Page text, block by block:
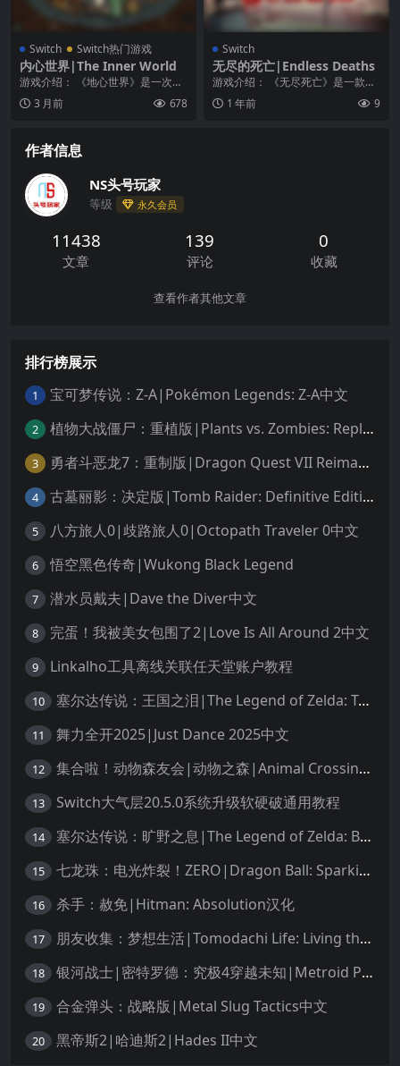
Switch Switch热门游戏
内心世界|The Inner World
游戏介绍： 《地心世界》是一次奇
妙的 2D 冒险，罗伯特是个绝对的
新手，有一些蠢...
3 月前 678
Switch
无尽的死亡|Endless Deaths
游戏介绍： 《无尽死亡》是一款刺
激的俯视角双摇杆射击类 roguelike
游戏...1 年前 9
作者信息
NS头号玩家
等级 永久会员
11438
文章
139
评论
0
收藏
查看作者其他文章
排行榜展示
1 宝可梦传说：Z-A|Pokémon Legends: Z-A中文
2 植物大战僵尸：重植版|Plants vs. Zombies: Replanted中文
3 勇者斗恶龙7：重制版|Dragon Quest VII Reimagined中文
4 古墓丽影：决定版|Tomb Raider: Definitive Edition中文
5 八方旅人0|歧路旅人0|Octopath Traveler 0中文
6 悟空黑色传奇|Wukong Black Legend
7 潜水员戴夫|Dave the Diver中文
8 完蛋！我被美女包围了2|Love Is All Around 2中文
9 Linkalho工具离线关联任天堂账户教程
10 塞尔达传说：王国之泪|The Legend of Zelda: Tears of the Kingdom中文
11 舞力全开2025|Just Dance 2025中文
12 集合啦！动物森友会|动物之森|Animal Crossing: New Horizons中文
13 Switch大气层20.5.0系统升级软硬破通用教程
14 塞尔达传说：旷野之息|The Legend of Zelda: Breath of the Wild中文
15 七龙珠：电光炸裂！ZERO|Dragon Ball: Sparking! Zero中文
16 杀手：赦免|Hitman: Absolution汉化
17 朋友收集：梦想生活|Tomodachi Life: Living the Dream中文
18 银河战士|密特罗德：究极4穿越未知|Metroid Prime 4: Beyond中文
19 合金弹头：战略版|Metal Slug Tactics中文
20 黑帝斯2|哈迪斯2|Hades II中文